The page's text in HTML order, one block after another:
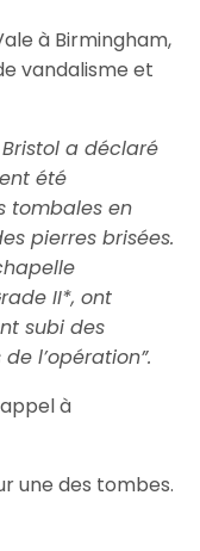
à Birmingham,
vandalisme et
Bristol a déclaré
été
tombales en
pierres brisées.
II*, ont
subi des
l’opération”.
à
une des tombes.